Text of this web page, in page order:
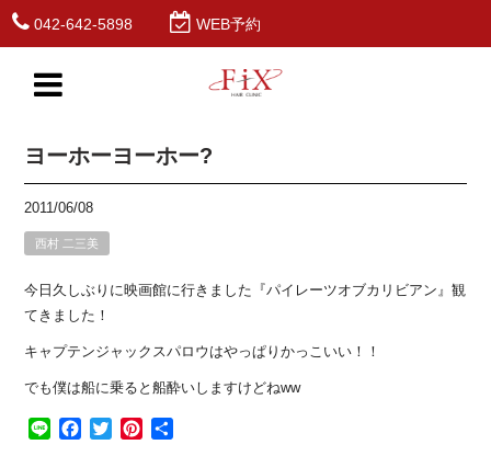
042-642-5898 WEB予約
ヨーホーヨーホー?
2011/06/08
西村 二三美
今日久しぶりに映画館に行きました『パイレーツオブカリビアン』観
てきました！
キャプテンジャックスパロウはやっぱりかっこいい！！
でも僕は船に乗ると船酔いしますけどねww
Line Facebook
TwitterPinterest